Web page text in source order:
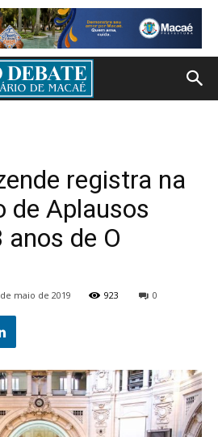
registra na
de Aplausos
de O
maio de 2019 923 0